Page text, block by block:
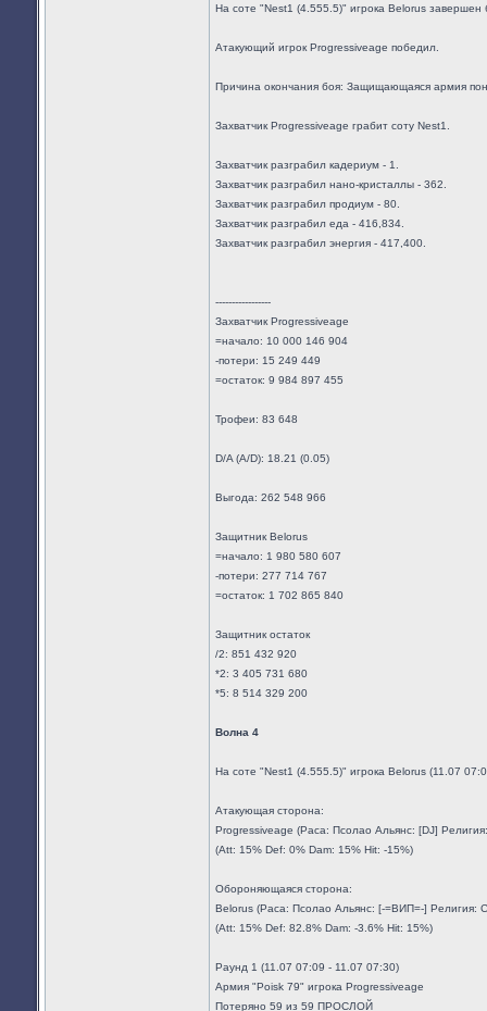
На соте "Nest1 (4.555.5)" игрока Belorus завершен
Атакующий игрок Progressiveage победил.
Причина окончания боя: Защищающаяся армия
Захватчик Progressiveage грабит соту Nest1.
Захватчик разграбил кадериум - 1.
Захватчик разграбил нано-кристаллы - 362.
Захватчик разграбил продиум - 80.
Захватчик разграбил еда - 416,834.
Захватчик разграбил энергия - 417,400.
-----------------
Захватчик Progressiveage
=начало: 10 000 146 904
-потери: 15 249 449
=остаток: 9 984 897 455
Трофеи: 83 648
D/A (A/D): 18.21 (0.05)
Выгода: 262 548 966
Защитник Belorus
=начало: 1 980 580 607
-потери: 277 714 767
=остаток: 1 702 865 840
Защитник остаток
/2: 851 432 920
*2: 3 405 731 680
*5: 8 514 329 200
Волна 4
На соте "Nest1 (4.555.5)" игрока Belorus (11.07
Атакующая сторона:
Progressiveage (Раса: Псолао Альянс: [DJ]
(Att: 15% Def: 0% Dam: 15% Hit: -15%)
Обороняющаяся сторона:
Belorus (Раса: Псолао Альянс: [-=ВИП=-] Религия:
(Att: 15% Def: 82.8% Dam: -3.6% Hit: 15%)
Раунд 1 (11.07 07:09 - 11.07 07:30)
Армия "Poisk 79" игрока Progressiveage
Потеряно 59 из 59 ПРОСЛОЙ